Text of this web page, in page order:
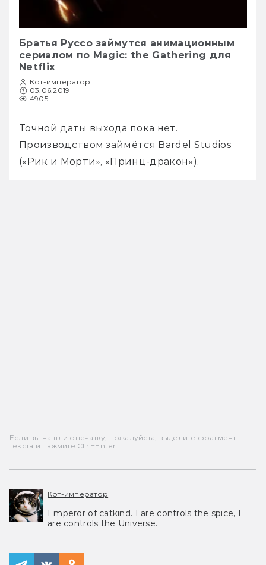
Братья Руссо займутся анимационным
сериалом по Magic: the Gathering для
Netflix
Кот-император
03.06.2019
4905
Точной даты выхода пока нет.
Производством займётся Bardel Studios
(«Рик и Морти», «Принц-дракон»).
Если вы нашли опечатку, пожалуйста, выделите фрагмент
текста и нажмите Ctrl+Enter.
Кот-император
Emperor of catkind. I are controls the spice, I
are controls the Universe.